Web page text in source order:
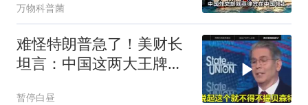
万物科普菌
难怪特朗普急了！美财长
坦言：中国这两大王牌，
暂停白昼